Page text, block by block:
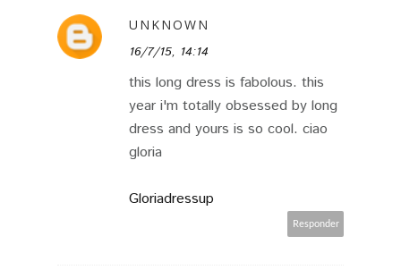
UNKNOWN
16/7/15, 14:14
this long dress is fabolous. this
year i'm totally obsessed by long
dress and yours is so cool. ciao
gloria
Gloriadressup
Responder